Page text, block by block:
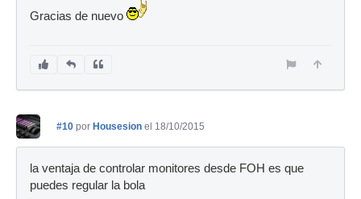
Gracias de nuevo
#10 por Housesion el 18/10/2015
la ventaja de controlar monitores desde FOH es que
puedes regular la bola